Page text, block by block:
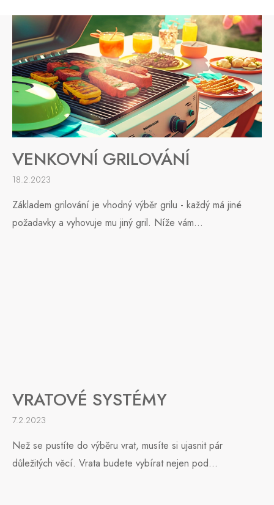
VENKOVNÍ GRILOVÁNÍ
18.2.2023
Základem grilování je vhodný výběr grilu - každý má jiné
požadavky a vyhovuje mu jiný gril. Níže vám...
VRATOVÉ SYSTÉMY
7.2.2023
Než se pustíte do výběru vrat, musíte si ujasnit pár
důležitých věcí. Vrata budete vybírat nejen pod...